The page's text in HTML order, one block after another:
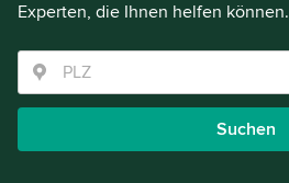
Experten, die Ihnen helfen können.
Suchen